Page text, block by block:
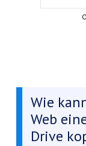
Wie
Web
Drive